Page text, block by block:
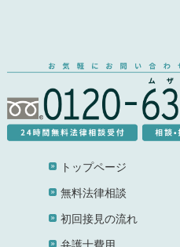
トップページ
無料法律相談
初回接見の流れ
弁護士費用